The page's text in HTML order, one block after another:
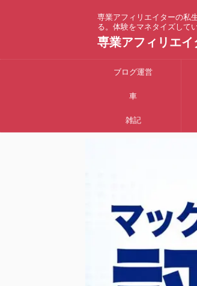
専業アフィリエイターの私
る。体験をマネタイズして
専業アフィリエ
ブログ運営
車
雑記